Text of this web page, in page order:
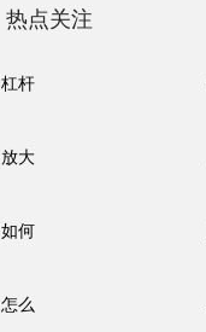
热点关注
杠杆
放大
如何
怎么